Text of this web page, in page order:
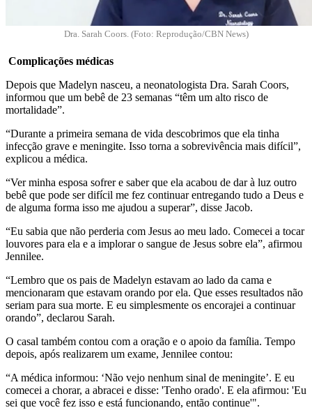
Dra. Sarah Coors. (Foto: Reprodução/CBN News)
Complicações médicas
Depois que Madelyn nasceu, a neonatologista Dra. Sarah Coors,
informou que um bebê de 23 semanas “têm um alto risco de
mortalidade”.
“Durante a primeira semana de vida descobrimos que ela tinha
infecção grave e meningite. Isso torna a sobrevivência mais difícil”,
explicou a médica.
“Ver minha esposa sofrer e saber que ela acabou de dar à luz outro
bebê que pode ser difícil me fez continuar entregando tudo a Deus e
de alguma forma isso me ajudou a superar”, disse Jacob.
“Eu sabia que não perderia com Jesus ao meu lado. Comecei a tocar
louvores para ela e a implorar o sangue de Jesus sobre ela”, afirmou
Jennilee.
“Lembro que os pais de Madelyn estavam ao lado da cama e
mencionaram que estavam orando por ela. Que esses resultados não
seriam para sua morte. E eu simplesmente os encorajei a continuar
orando”, declarou Sarah.
O casal também contou com a oração e o apoio da família. Tempo
depois, após realizarem um exame, Jennilee contou:
“A médica informou: ‘Não vejo nenhum sinal de meningite’. E eu
comecei a chorar, a abracei e disse: 'Tenho orado'. E ela afirmou: 'Eu
sei que você fez isso e está funcionando, então continue'".